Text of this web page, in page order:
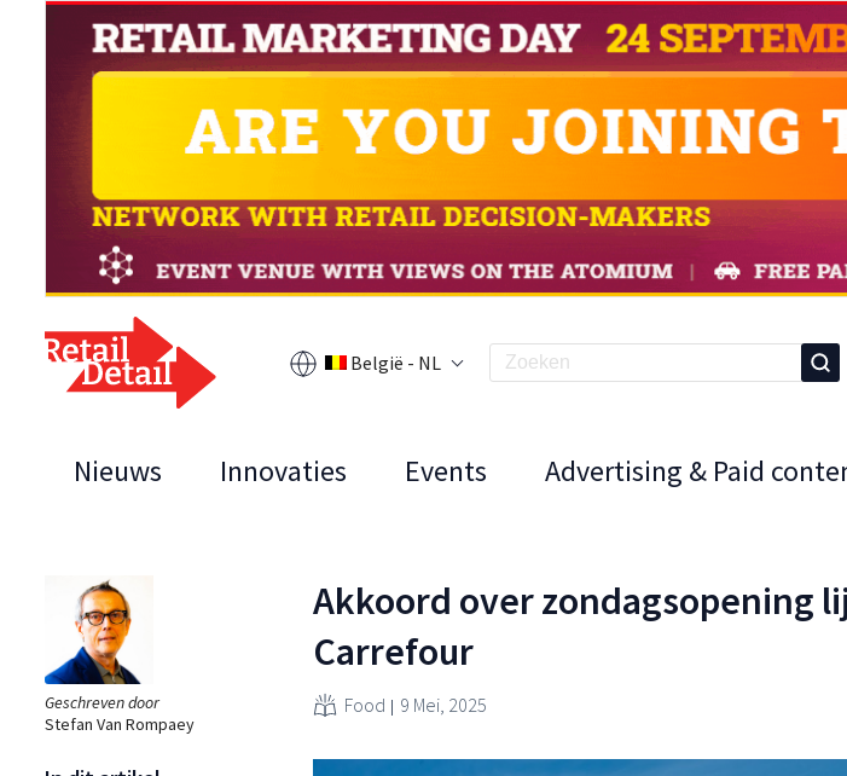
België - NL
Nieuws Innovaties Events Advertising & Paid
Geschreven door
Stefan Van Rompaey
Akkoord over zondagsopening
Carrefour
Food 9 Mei, 2025